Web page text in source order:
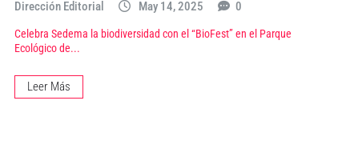
Dirección Editorial May 14, 2025 0
Celebra Sedema la biodiversidad con el “BioFest” en el Parque
Ecológico de...
Leer Más